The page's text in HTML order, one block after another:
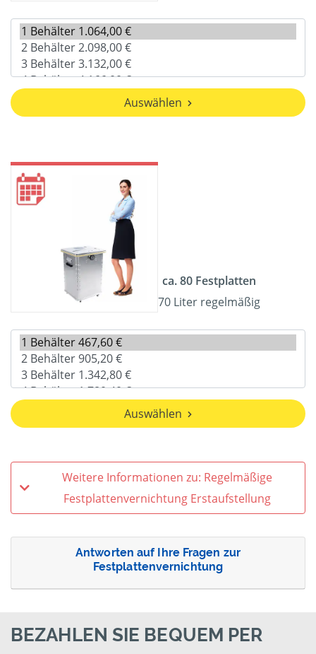
Auswählen
ca. 80 Festplatten
70 Liter regelmäßig
Auswählen
Weitere Informationen zu: Regelmäßige
Festplattenvernichtung Erstaufstellung
Antworten auf Ihre Fragen zur
Festplattenvernichtung
BEZAHLEN SIE BEQUEM PER